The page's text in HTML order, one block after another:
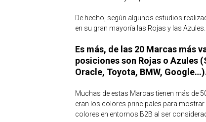
De hecho, según algunos estudios
en su gran mayoría las Rojas y las
Es más, de las 20 Marcas más
posiciones son Rojas o Azules
Oracle, Toyota, BMW,
Muchas de estas Marcas tienen más de
eran los colores principales para mostrar
colores en entornos B2B al ser